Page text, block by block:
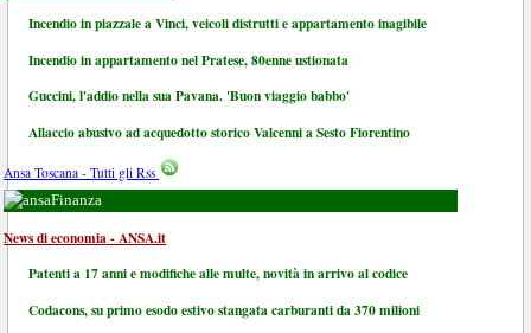
Incendio in piazzale a Vinci, veicoli distrutti e appartamento inagibile
Incendio in appartamento nel Pratese, 80enne ustionata
Guccini, l'addio nella sua Pavana. 'Buon viaggio babbo'
Allaccio abusivo ad acquedotto storico Valcenni a Sesto Fiorentino
Ansa Toscana - Tutti gli Rss
Finanza
News di economia - ANSA.it
Patenti a 17 anni e modifiche alle multe, novità in arrivo al codice
Codacons, su primo esodo estivo stangata carburanti da 370 milioni